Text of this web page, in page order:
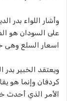
وأشار اللواء بدر
على السودان هو
اسعار السلع
ويعتقد الخبير
كردفان وإنما هو
الأمر الذي أحدث